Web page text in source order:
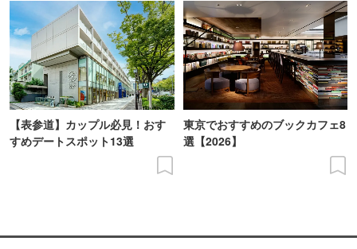
【表参道】カップル必見！おす
すめデートスポット13選
東京でおすすめのブックカフェ8
選【2026】